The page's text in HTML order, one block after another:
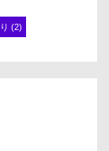
(2)